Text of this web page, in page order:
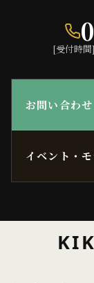
[受付時
お問い合わ
イベント・